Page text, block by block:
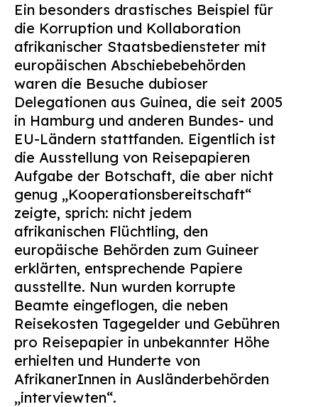
Ein besonders drastisches Beispiel für
die Korruption und Kollaboration
afrikanischer Staatsbediensteter mit
europäischen Abschiebebehörden
waren die Besuche dubioser
Delegationen aus Guinea, die seit 2005
in Hamburg und anderen Bundes- und
EU-Ländern stattfanden. Eigentlich ist
die Ausstellung von Reisepapieren
Aufgabe der Botschaft, die aber nicht
genug „Kooperationsbereitschaft“
zeigte, sprich: nicht jedem
afrikanischen Flüchtling, den
europäische Behörden zum Guineer
erklärten, entsprechende Papiere
ausstellte. Nun wurden korrupte
Beamte eingeflogen, die neben
Reisekosten Tagegelder und Gebühren
pro Reisepapier in unbekannter Höhe
erhielten und Hunderte von
AfrikanerInnen in Ausländerbehörden
„interviewten“.